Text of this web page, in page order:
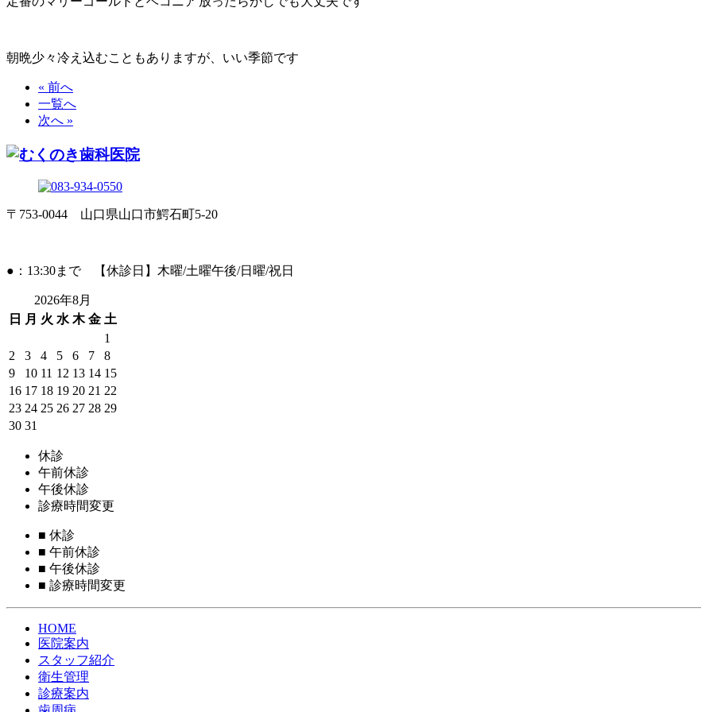
朝晩少々冷え込むこともありますが、いい季節です
« 前へ
一覧へ
次へ »
〒753-0044 山口県山口市鰐石町5-20
●：13:30まで 【休診日】木曜/土曜午後/日曜/祝日
2026年8月
日
月 火 水 木 金 土
1
2
3 4 5 6 7
8
9
10 11 12 13 14 15
16 17 18 19 20 21 22
23 24 25 26 27 28 29
30 31
休診
午前休診
午後休診
診療時間変更
■ 休診
■ 午前休診
■ 午後休診
■ 診療時間変更
HOME
医院案内
スタッフ紹介
衛生管理
診療案内